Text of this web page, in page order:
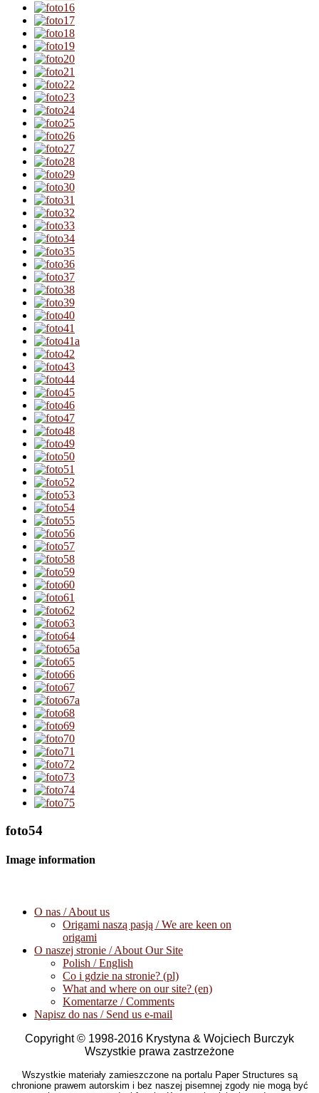
foto54
Image information
O nas / About us
Origami naszą pasją / We are keen on
origami
O naszej stronie / About Our Site
Polish / English
Co i gdzie na stronie? (pl)
What and where on our site? (en)
Komentarze / Comments
Napisz do nas / Send us e-mail
Copyright © 1998-2016 Krystyna & Wojciech Burczyk
Wszystkie prawa zastrzeżone
Wszystkie materiały zamieszczone na portalu Paper Structures są
chronione prawem autorskim i bez naszej pisemnej zgody nie mogą być